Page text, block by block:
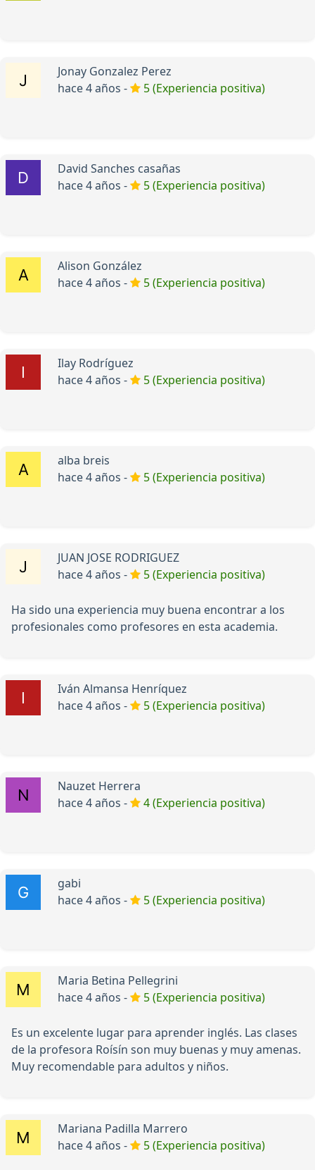
Jonay Gonzalez Perez
hace 4 años -
5 (Experiencia positiva)
David Sanches casañas
hace 4 años -
5 (Experiencia positiva)
Alison González
hace 4 años -
5 (Experiencia positiva)
Ilay Rodríguez
hace 4 años -
5 (Experiencia positiva)
alba breis
hace 4 años -
5 (Experiencia positiva)
JUAN JOSE RODRIGUEZ
hace 4 años -
5 (Experiencia positiva)
Ha sido una experiencia muy buena encontrar a los
profesionales como profesores en esta academia.
Iván Almansa Henríquez
hace 4 años -
5 (Experiencia positiva)
Nauzet Herrera
hace 4 años -
4 (Experiencia positiva)
gabi
hace 4 años -
5 (Experiencia positiva)
Maria Betina Pellegrini
hace 4 años -
5 (Experiencia positiva)
Es un excelente lugar para aprender inglés. Las clases
de la profesora Roísín son muy buenas y muy amenas.
Muy recomendable para adultos y niños.
Mariana Padilla Marrero
hace 4 años -
5 (Experiencia positiva)